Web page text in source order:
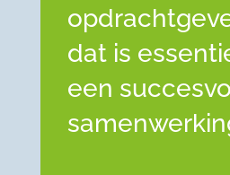
dat is
een